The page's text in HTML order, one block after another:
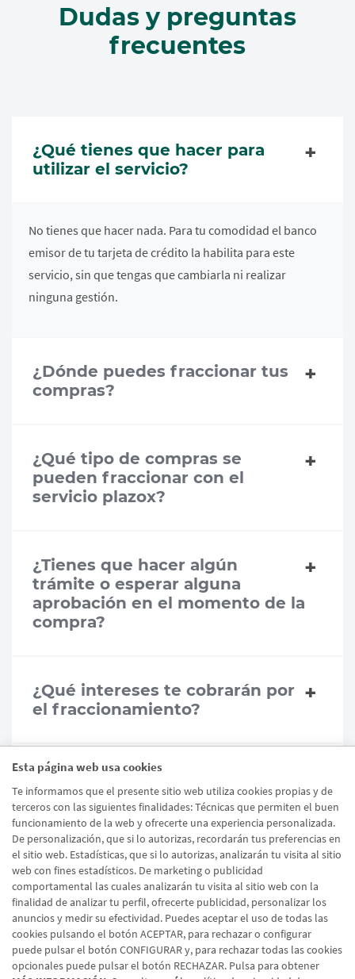
Esta página web usa cookies
Te informamos que el presente sitio web utiliza cookies propias y de
terceros con las siguientes finalidades: Técnicas que permiten el buen
funcionamiento de la web y ofrecerte una experiencia personalizada.
De personalización, que si lo autorizas, recordarán tus preferencias en
el sitio web. Estadísticas, que si lo autorizas, analizarán tu visita al sitio
web con fines estadísticos. De marketing o publicidad
comportamental las cuales analizarán tu visita al sitio web con la
finalidad de analizar tu perfil, ofrecerte publicidad, personalizar los
anuncios y medir su efectividad. Puedes aceptar el uso de todas las
cookies pulsando el botón ACEPTAR, para rechazar o configurar
puede pulsar el botón CONFIGURAR y, para rechazar todas las cookies
opcionales puede pulsar el botón RECHAZAR. Pulsa para obtener
Dudas y preguntas
frecuentes
¿Qué tienes que hacer para
utilizar el servicio?
No tienes que hacer nada. Para tu comodidad el banco
emisor de tu tarjeta de crédito la habilita para este
servicio, sin que tengas que cambiarla ni realizar
ninguna gestión.
¿Dónde puedes fraccionar tus
compras?
¿Qué tipo de compras se
pueden fraccionar con el
servicio plazox?
¿Tienes que hacer algún
trámite o esperar alguna
aprobación en el momento de la
compra?
¿Qué intereses te cobrarán por
el fraccionamiento?
¿Puedes devolver el artículo de
la compra fraccionada?
¿Es plazox un servicio seguro?